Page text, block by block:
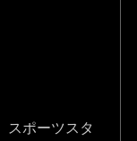
スポーツスタ